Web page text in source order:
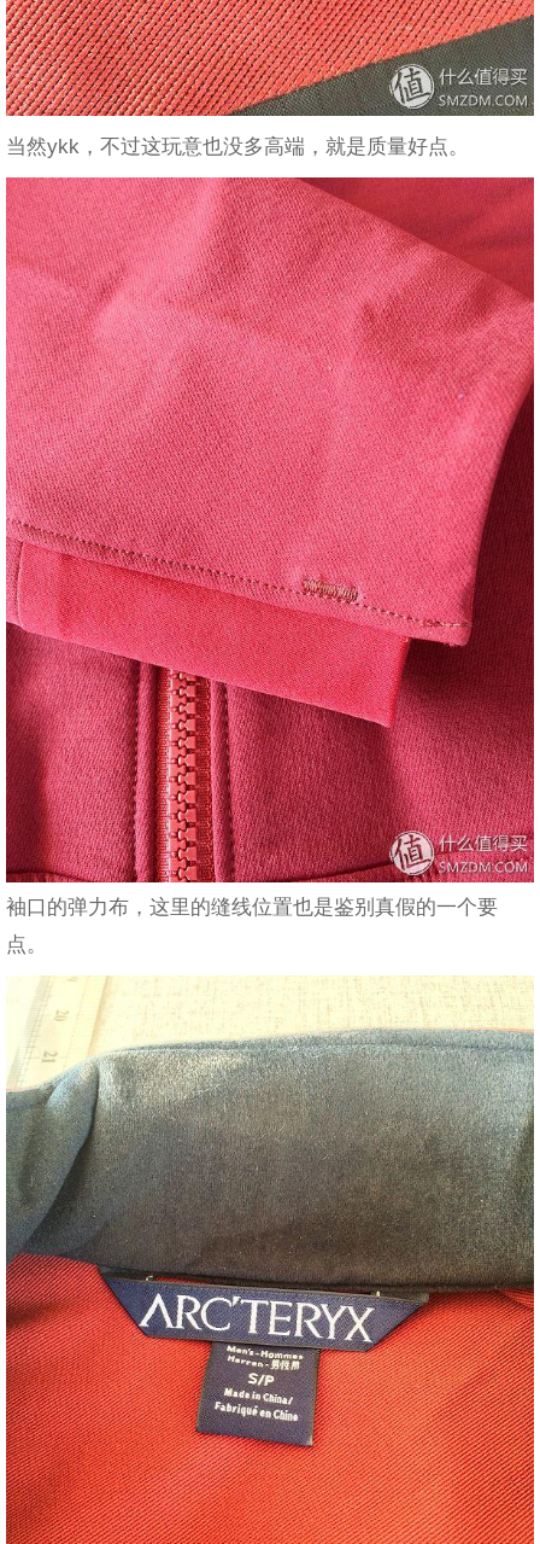
当然ykk，不过这玩意也没多高端，就是质量好点。
袖口的弹力布，这里的缝线位置也是鉴别真假的一个要
点。